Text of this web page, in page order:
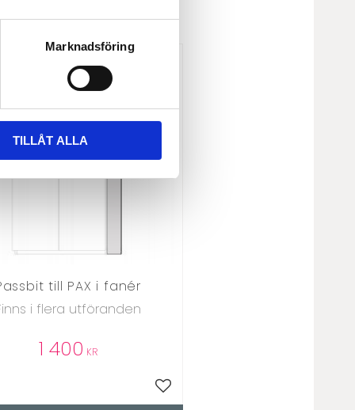
Marknadsföring
TILLÅT ALLA
till PAX i fanér
i flera utföranden
1 400 KR
Lägg till i favoriter